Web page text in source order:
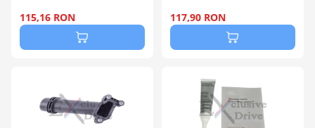
115,16 RON 117,90 RON